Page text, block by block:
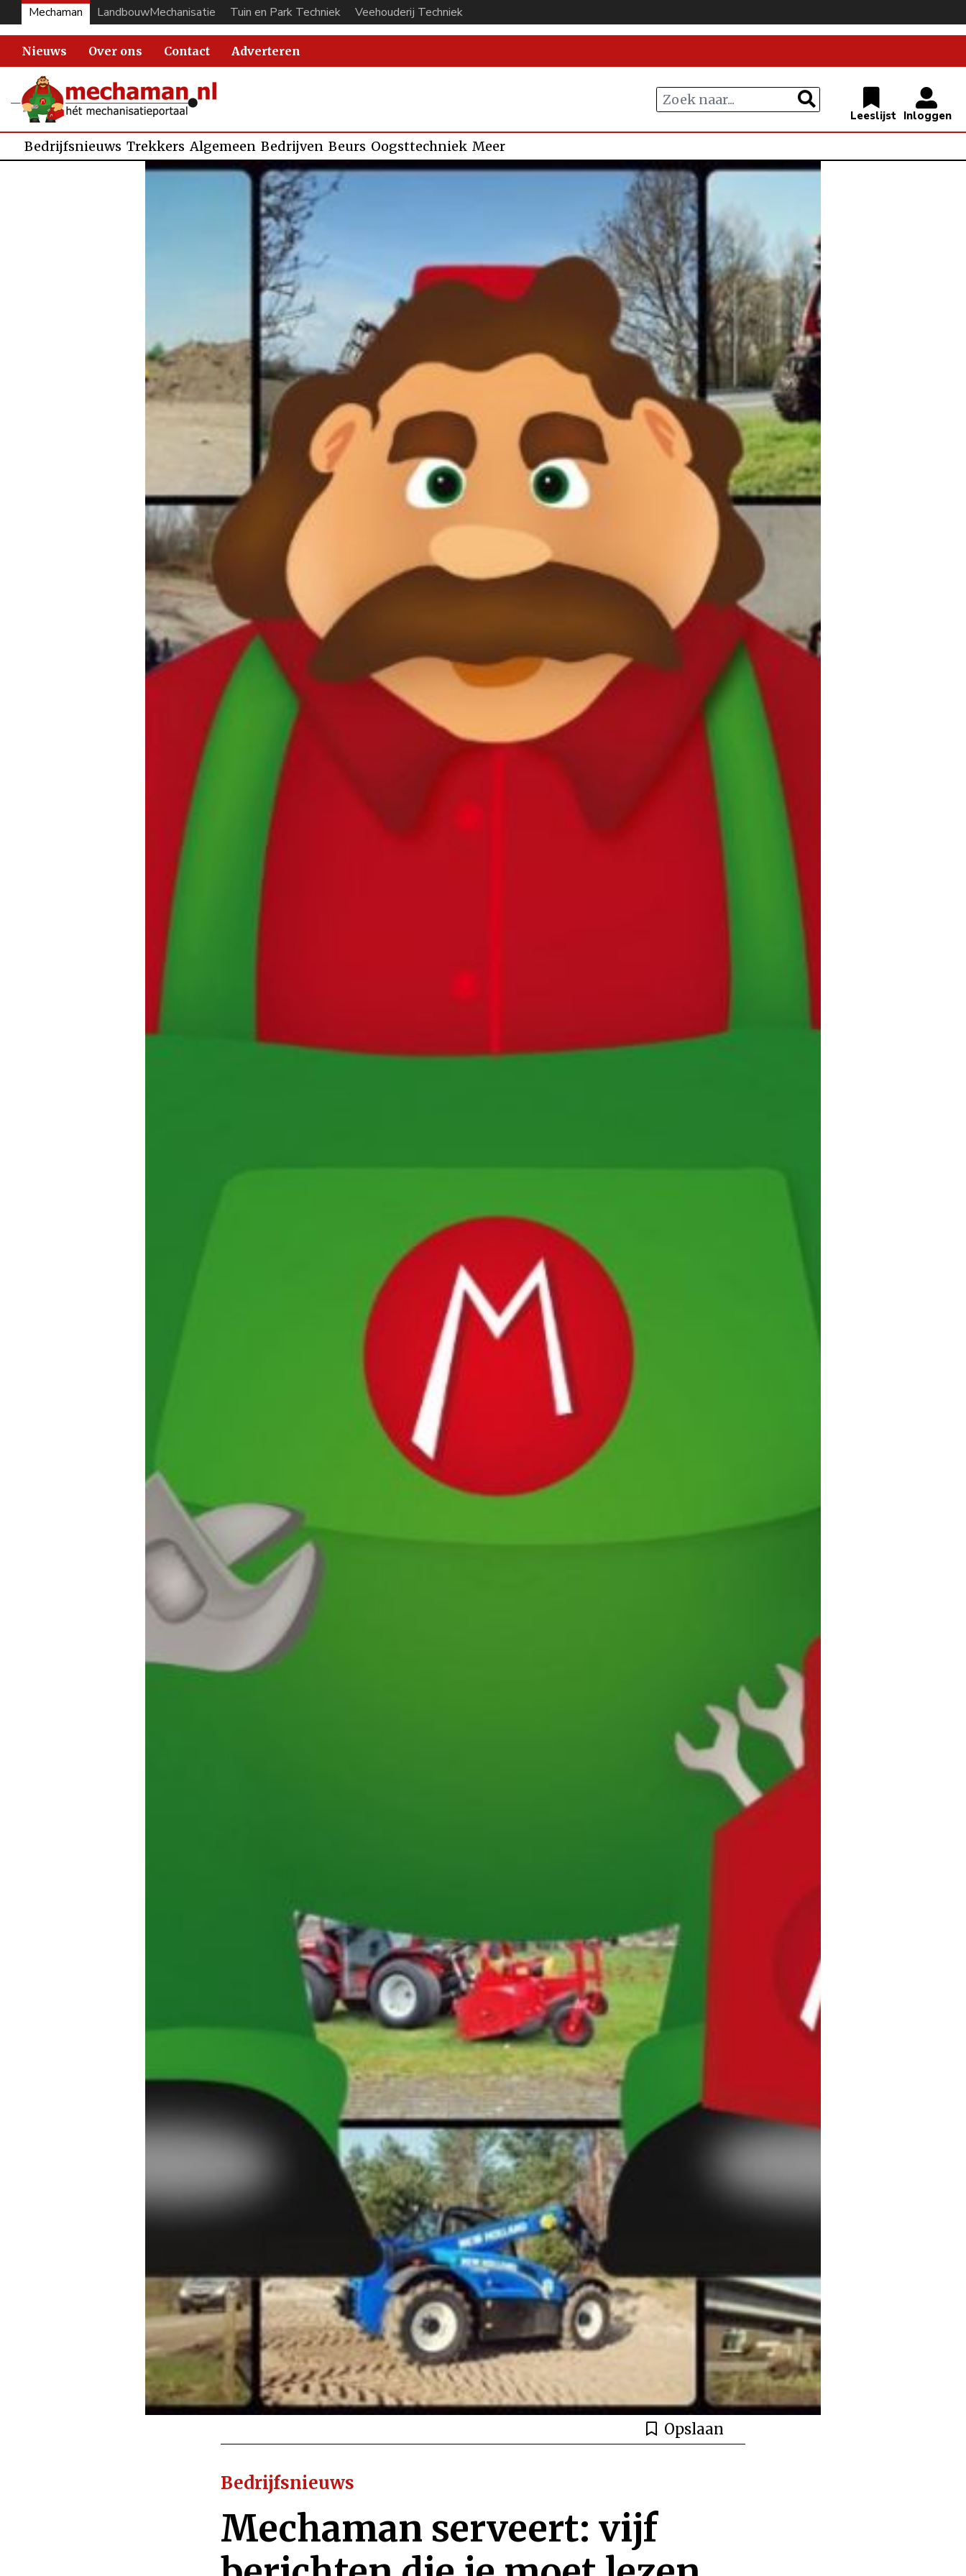
Mechaman LandbouwMechanisatie Tuin en Park Techniek Veehouderij Techniek
Nieuws Over ons Contact Adverteren
Bedrijfsnieuws Trekkers Algemeen Bedrijven Beurs Oogsttechniek Meer
Opslaan
Bedrijfsnieuws
Mechaman serveert: vijf